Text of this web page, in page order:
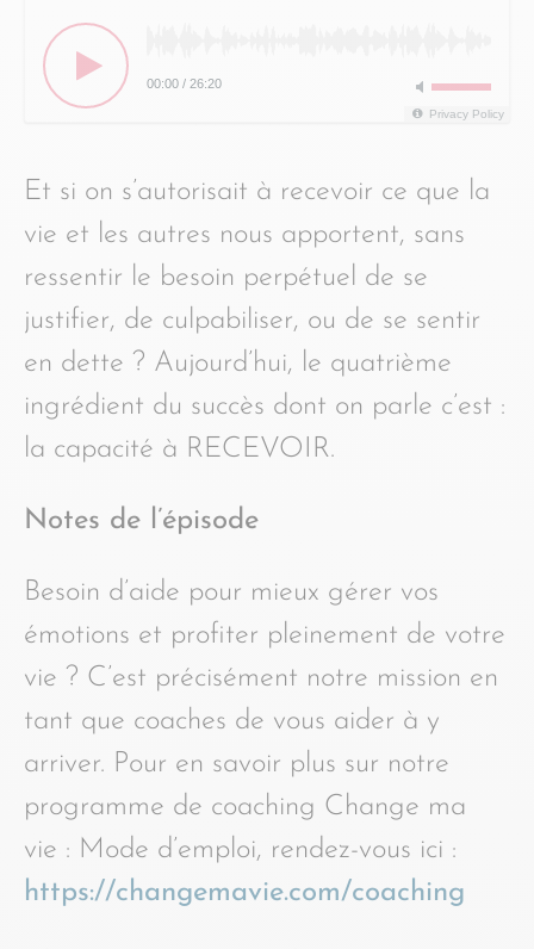
00:00 / 26:20
Privacy Policy
Et si on s’autorisait à recevoir ce que la
vie et les autres nous apportent, sans
ressentir le besoin perpétuel de se
justifier, de culpabiliser, ou de se sentir
en dette ? Aujourd’hui, le quatrième
ingrédient du succès dont on parle c’est :
la capacité à RECEVOIR.
Notes de l’épisode
Besoin d’aide pour mieux gérer vos
émotions et profiter pleinement de votre
vie ? C’est précisément notre mission en
tant que coaches de vous aider à y
arriver. Pour en savoir plus sur notre
programme de coaching Change ma
vie : Mode d’emploi, rendez-vous ici :
https://changemavie.com/coaching